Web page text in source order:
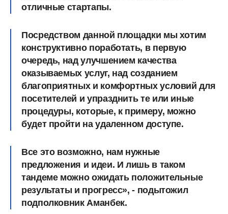
отличные стартапы.
Посредством данной площадки мы хотим
конструктивно поработать, в первую
очередь, над улучшением качества
оказываемых услуг, над созданием
благоприятных и комфортных условий для
посетителей и упразднить те или иные
процедуры, которые, к примеру, можно
будет пройти на удаленном доступе.
Все это возможно, нам нужные
предложения и идеи. И лишь в таком
тандеме можно ожидать положительные
результаты и прогресс», - подытожил
подполковник Аманбек.